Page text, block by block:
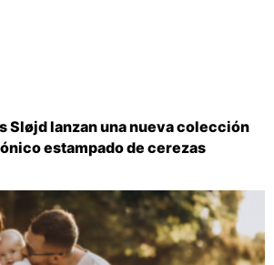
Sløjd lanzan una nueva colección
estampado de cerezas